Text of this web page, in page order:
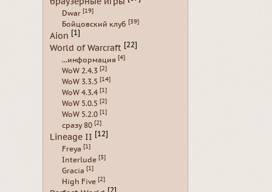
Dwar [19]
Бойцовский клуб [39]
Aion [1]
World of Warcraft [22]
...информация [4]
WoW 2.4.3 [2]
WoW 3.3.5 [14]
WoW 4.3.4 [1]
WoW 5.0.5 [2]
WoW 5.2.0 [1]
сразу 80 [2]
Lineage II [12]
Freya [1]
Interlude [3]
Gracia [1]
High Five [2]
[2]